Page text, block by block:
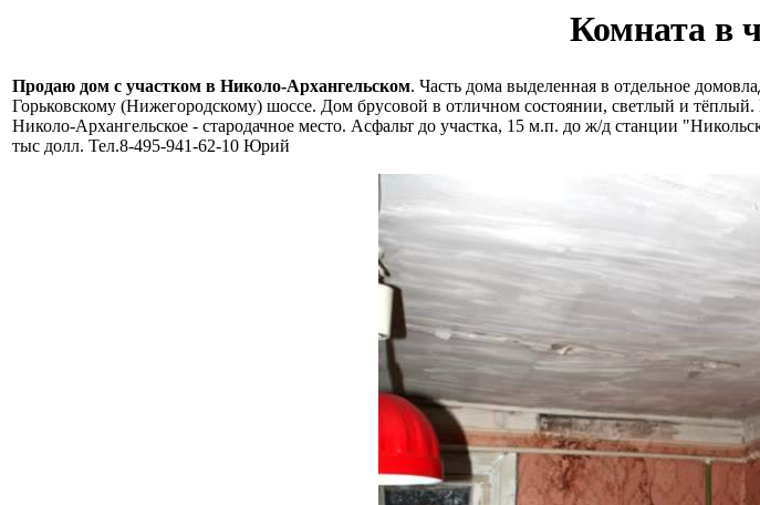
Комната в
Продаю дом с участком в Николо-Архангельском. Часть дома выделенная в отдельное
Горьковскому (Нижегородскому) шоссе. Дом брусовой в отличном состоянии, светлый и
Николо-Архангельское - стародачное место. Асфальт до участка, 15 м.п. до ж/д станции
тыс долл. Тел.8-495-941-62-10 Юрий